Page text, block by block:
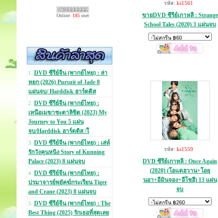
Online: 185 user
1. DVD ซีรีย์จีน (พากย์ไทย) : ล่า
หยก (2026) Pursuit of Jade 8
แผ่นจบ/ Harddisk ฮาร์ดดิส
2. DVD ซีรีย์จีน (พากย์ไทย) :
เหนือเมฆาชะตาลิขิต (2023) My
Journey to You 5 แผ่น
จบ/Harddisk ฮาร์ดดิส /ใ
3. DVD ซีรีย์จีน (พากย์ไทย) : เล่ห์
รักวังคุนหนิง Story of Kunning
Palace (2023) 8 แผ่นจบ
4. DVD ซีรีย์จีน (พากย์ไทย) :
ปรมาจารย์พยัคฆ์กระเรียน Tiger
and Crane (2023) 8 แผ่นจบ
5. DVD ซีรีย์จีน (พากย์ไทย) : The
Best Thing (2025) รักเธอที่สุดเลย
รหัส: ks1561
ขายDVD ซีรีย์เกาหลี : Strange
School Tales (2020) 3 แผ่นจบ
รหัส: ks1559
DVD ซีรีย์เกาหลี : Once Again
(2020) (โอแดฮวาน+โอยุ
นอา+อีมินจอง+อีโชฮี) 13 แผ่น
จบ